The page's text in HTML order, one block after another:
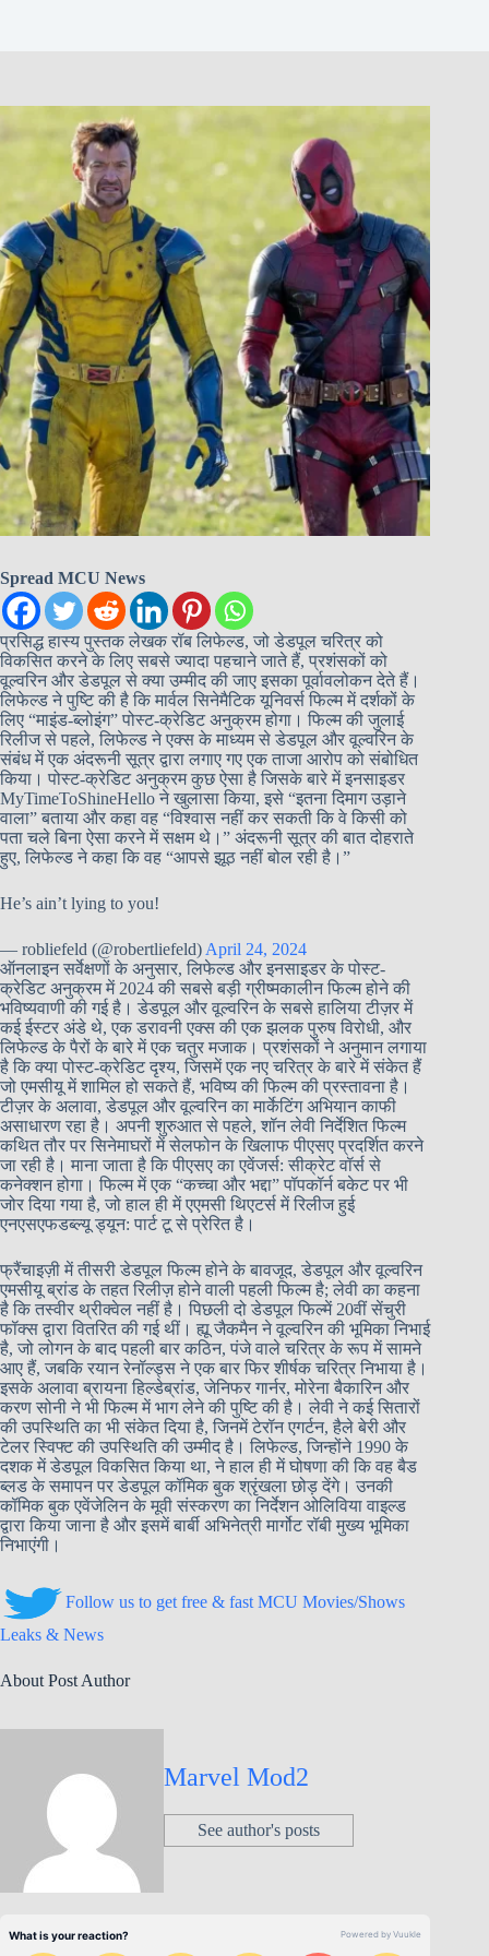
Spread MCU News
प्रसिद्ध हास्य पुस्तक लेखक रॉब लिफेल्ड, जो डेडपूल चरित्र को
विकसित करने के लिए सबसे ज्यादा पहचाने जाते हैं, प्रशंसकों को
वूल्वरिन और डेडपूल से क्या उम्मीद की जाए इसका पूर्वावलोकन देते हैं।
लिफेल्ड ने पुष्टि की है कि मार्वल सिनेमैटिक यूनिवर्स फिल्म में दर्शकों के
लिए “माइंड-ब्लोइंग” पोस्ट-क्रेडिट अनुक्रम होगा। फिल्म की जुलाई
रिलीज से पहले, लिफेल्ड ने एक्स के माध्यम से डेडपूल और वूल्वरिन के
संबंध में एक अंदरूनी सूत्र द्वारा लगाए गए एक ताजा आरोप को संबोधित
किया। पोस्ट-क्रेडिट अनुक्रम कुछ ऐसा है जिसके बारे में इनसाइडर
MyTimeToShineHello ने खुलासा किया, इसे “इतना दिमाग उड़ाने
वाला” बताया और कहा वह “विश्वास नहीं कर सकती कि वे किसी को
पता चले बिना ऐसा करने में सक्षम थे।” अंदरूनी सूत्र की बात दोहराते
हुए, लिफेल्ड ने कहा कि वह “आपसे झूठ नहीं बोल रही है।”
He’s ain’t lying to you!
— robliefeld (@robertliefeld) April 24, 2024
ऑनलाइन सर्वेक्षणों के अनुसार, लिफेल्ड और इनसाइडर के पोस्ट-
क्रेडिट अनुक्रम में 2024 की सबसे बड़ी ग्रीष्मकालीन फिल्म होने की
भविष्यवाणी की गई है। डेडपूल और वूल्वरिन के सबसे हालिया टीज़र में
कई ईस्टर अंडे थे, एक डरावनी एक्स की एक झलक पुरुष विरोधी, और
लिफेल्ड के पैरों के बारे में एक चतुर मजाक। प्रशंसकों ने अनुमान लगाया
है कि क्या पोस्ट-क्रेडिट दृश्य, जिसमें एक नए चरित्र के बारे में संकेत हैं
जो एमसीयू में शामिल हो सकते हैं, भविष्य की फिल्म की प्रस्तावना है।
टीज़र के अलावा, डेडपूल और वूल्वरिन का मार्केटिंग अभियान काफी
असाधारण रहा है। अपनी शुरुआत से पहले, शॉन लेवी निर्देशित फिल्म
कथित तौर पर सिनेमाघरों में सेलफोन के खिलाफ पीएसए प्रदर्शित करने
जा रही है। माना जाता है कि पीएसए का एवेंजर्स: सीक्रेट वॉर्स से
कनेक्शन होगा। फिल्म में एक “कच्चा और भद्दा” पॉपकॉर्न बकेट पर भी
जोर दिया गया है, जो हाल ही में एएमसी थिएटर्स में रिलीज हुई
एनएसएफडब्ल्यू ड्यून: पार्ट टू से प्रेरित है।
फ्रैंचाइज़ी में तीसरी डेडपूल फिल्म होने के बावजूद, डेडपूल और वूल्वरिन
एमसीयू ब्रांड के तहत रिलीज़ होने वाली पहली फिल्म है; लेवी का कहना
है कि तस्वीर थ्रीक्वेल नहीं है। पिछली दो डेडपूल फिल्में 20वीं सेंचुरी
फॉक्स द्वारा वितरित की गई थीं। ह्यू जैकमैन ने वूल्वरिन की भूमिका निभाई
है, जो लोगन के बाद पहली बार कठिन, पंजे वाले चरित्र के रूप में सामने
आए हैं, जबकि रयान रेनॉल्ड्स ने एक बार फिर शीर्षक चरित्र निभाया है।
इसके अलावा ब्रायना हिल्डेब्रांड, जेनिफर गार्नर, मोरेना बैकारिन और
करण सोनी ने भी फिल्म में भाग लेने की पुष्टि की है। लेवी ने कई सितारों
की उपस्थिति का भी संकेत दिया है, जिनमें टेरॉन एगर्टन, हैले बेरी और
टेलर स्विफ्ट की उपस्थिति की उम्मीद है। लिफेल्ड, जिन्होंने 1990 के
दशक में डेडपूल विकसित किया था, ने हाल ही में घोषणा की कि वह बैड
ब्लड के समापन पर डेडपूल कॉमिक बुक श्रृंखला छोड़ देंगे। उनकी
कॉमिक बुक एवेंजेलिन के मूवी संस्करण का निर्देशन ओलिविया वाइल्ड
द्वारा किया जाना है और इसमें बार्बी अभिनेत्री मार्गोट रॉबी मुख्य भूमिका
निभाएंगी।
Follow us to get free & fast MCU Movies/Shows
Leaks & News
About Post Author
Marvel Mod2
See author's posts